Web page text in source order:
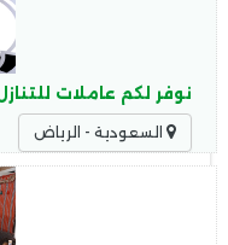
نوفر لكم عاملات
السعودية - الرياض